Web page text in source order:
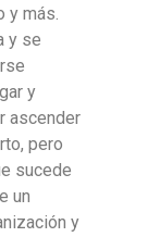
y más.
y se
y
ascender
pero
sucede
un
y